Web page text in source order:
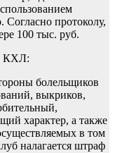
протоколу,
100 тыс. руб.
КХЛ:
болельщиков
выкриков,
характер, а также
в том
налагается штраф